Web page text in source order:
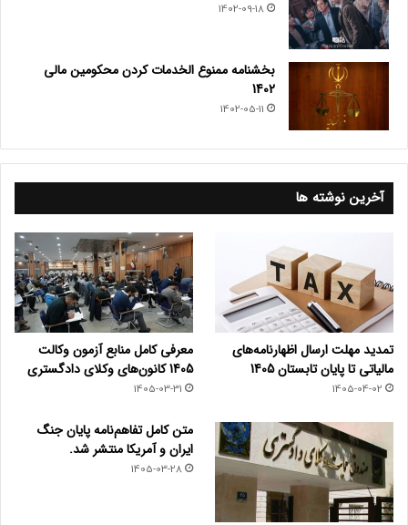
1402-09-18
بخشنامه ممنوع الخدمات کردن محکومین مالی
1402
1402-05-11
آخرین نوشته ها
تمدید مهلت ارسال اظهارنامه‌های
مالیاتی تا پایان تابستان 1405
1405-04-02
معرفی کامل منابع آزمون وکالت
1405 کانون‌های وکلای دادگستری
1405-03-31
متن کامل تفاهم‌نامه پایان جنگ
ایران و آمریکا منتشر شد.
1405-03-28